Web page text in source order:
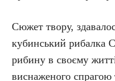
Сюжет твору,
кубинський рибалка
рибину в своєму
виснаженого спрагою